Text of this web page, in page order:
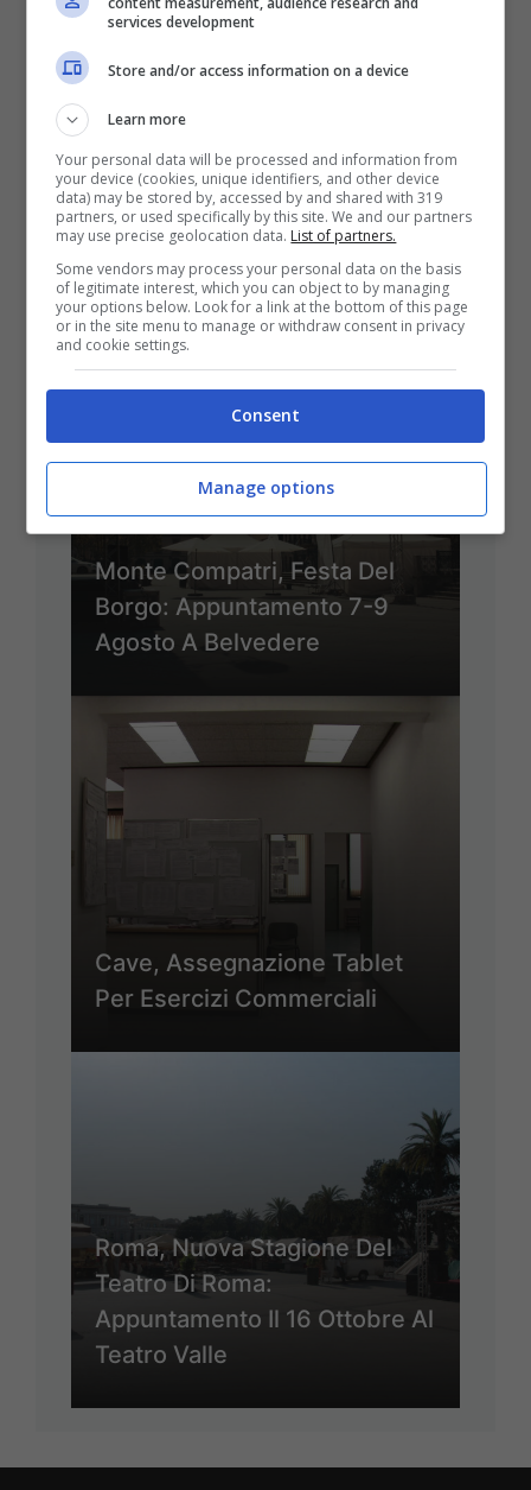
Roma, II Edizione Di Cinema
Liberato: 90 Giorni Di Cinema
Gratuito
Monte Compatri, Festa Del
Borgo: Appuntamento 7-9
Agosto A Belvedere
Cave, Assegnazione Tablet
Per Esercizi Commerciali
Roma, Nuova Stagione Del
Teatro Di Roma:
Appuntamento Il 16 Ottobre Al
Teatro Valle
services development
Store and/or access information on a device
Learn more
Your personal data will be processed and information from
your device (cookies, unique identifiers, and other device
data) may be stored by, accessed by and shared with 319
partners, or used specifically by this site. We and our partners
may use precise geolocation data. List of partners.
Some vendors may process your personal data on the basis
of legitimate interest, which you can object to by managing
your options below. Look for a link at the bottom of this page
or in the site menu to manage or withdraw consent in privacy
and cookie settings.
Consent
Manage options